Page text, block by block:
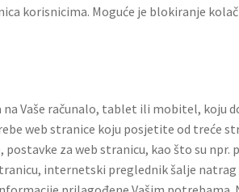
korisnicima. Moguće je blokiranje
Vaše računalo, tablet ili mobitel, koju
web stranice koju posjetite od treće
za web stranicu, kao što su
internetski preglednik šalje